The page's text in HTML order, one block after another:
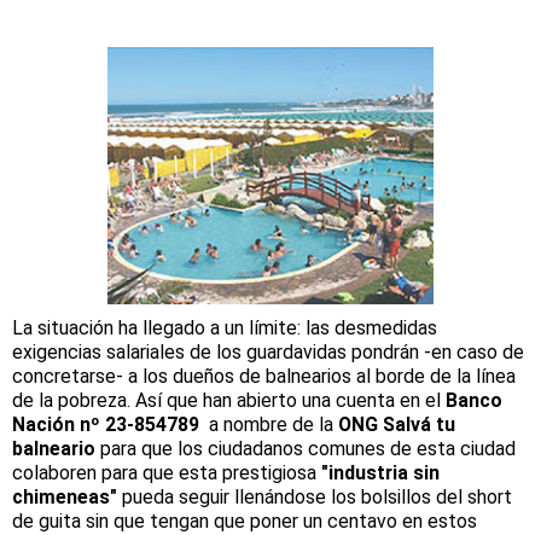
La situación ha llegado a un límite: las desmedidas
exigencias salariales de los guardavidas pondrán -en caso de
concretarse- a los dueños de balnearios al borde de la línea
de la pobreza. Así que han abierto una cuenta en el Banco
Nación nº 23-854789 a nombre de la ONG Salvá tu
balneario para que los ciudadanos comunes de esta ciudad
colaboren para que esta prestigiosa "industria sin
chimeneas" pueda seguir llenándose los bolsillos del short
de guita sin que tengan que poner un centavo en estos